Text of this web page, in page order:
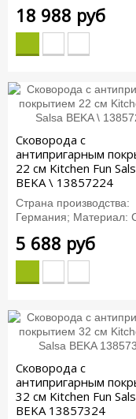
18 988 руб
Сковорода с
антипригарным
22 см Kitchen Fun
BEKA \ 13857224
Страна производства:
Германия; Материал:
5 688 руб
Сковорода с
антипригарным
32 см Kitchen Fun
BEKA 13857324